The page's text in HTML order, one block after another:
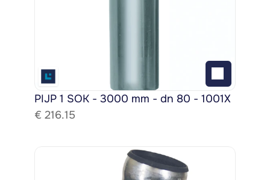
PIJP 1 SOK - 3000 mm - dn 80 - 1001X
€ 216.15